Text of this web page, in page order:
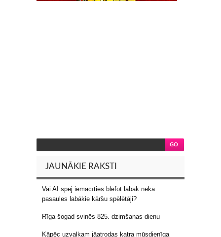
JAUNĀKIE RAKSTI
Vai AI spēj iemācīties blefot labāk nekā
pasaules labākie kāršu spēlētāji?
Rīga šogad svinēs 825. dzimšanas dienu
Kāpēc uzvalkam jāatrodas katra mūsdienīga